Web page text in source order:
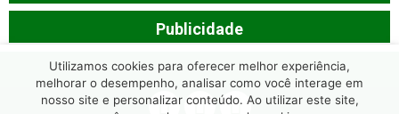
Publicidade
Utilizamos cookies para oferecer melhor experiência,
melhorar o desempenho, analisar como você interage em
nosso site e personalizar conteúdo. Ao utilizar este site,